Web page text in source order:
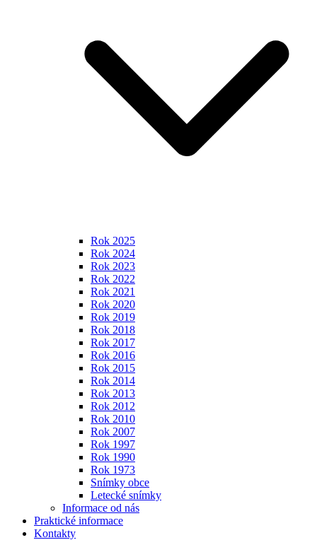
Rok 2025
Rok 2024
Rok 2023
Rok 2022
Rok 2021
Rok 2020
Rok 2019
Rok 2018
Rok 2017
Rok 2016
Rok 2015
Rok 2014
Rok 2013
Rok 2012
Rok 2010
Rok 2007
Rok 1997
Rok 1990
Rok 1973
Snímky obce
Letecké snímky
Informace od nás
Praktické informace
Kontakty